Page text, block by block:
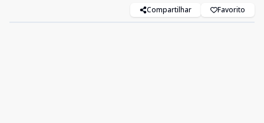
Compartilhar Favorito